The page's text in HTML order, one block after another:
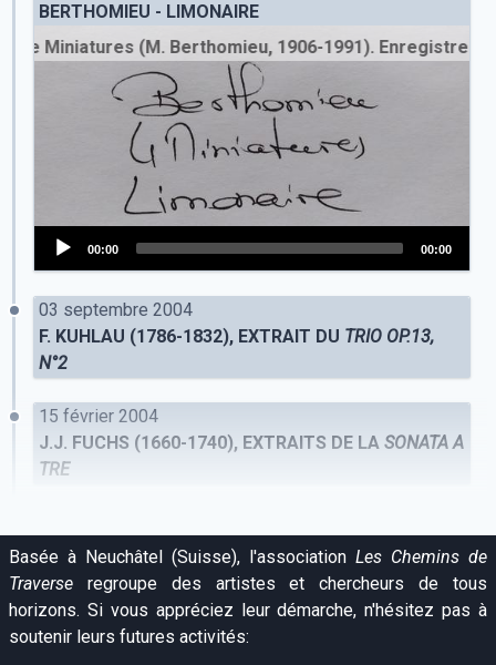
évènements
cours et stages
BERTHOMIEU - LIMONAIRE
Player
00:00 00:00
Miniatures (M. Berthomieu, 1906-1991).
03 septembre 2004
F. KUHLAU (1786-1832), EXTRAIT DU TRIO OP.13,
N°2
15 février 2004
J.J. FUCHS (1660-1740), EXTRAITS DE LA SONATA A
TRE
Basée à Neuchâtel (Suisse), l'association Les Chemins de
Traverse regroupe des artistes et chercheurs de tous
horizons. Si vous appréciez leur démarche, n'hésitez pas à
soutenir leurs futures activités: